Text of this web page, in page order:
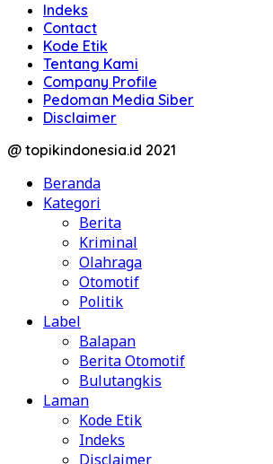
Indeks
Contact
Kode Etik
Tentang Kami
Company Profile
Pedoman Media Siber
Disclaimer
@ topikindonesia.id 2021
Beranda
Kategori
Berita
Kriminal
Olahraga
Otomotif
Politik
Label
Balapan
Berita Otomotif
Bulutangkis
Laman
Kode Etik
Indeks
Disclaimer